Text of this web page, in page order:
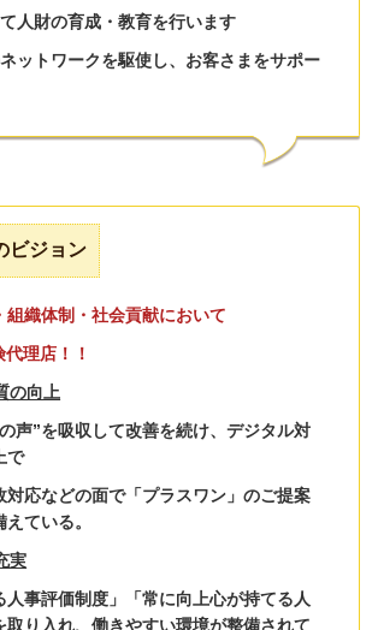
人財の育成・教育を行います
ットワークを駆使し、お客さまをサポー
ビジョン
組織体制・社会貢献において
理店！！
の向上
声”を吸収して改善を続け、デジタル対
で
対応などの面で「プラスワン」のご提案
ている。
実
人事評価制度」「常に向上心が持てる人
取り入れ、働きやすい環境が整備されて